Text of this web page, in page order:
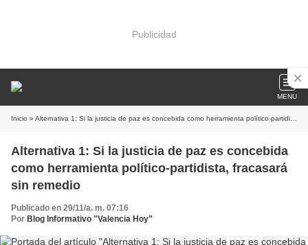
Publicidad
MENU
Inicio » Alternativa 1: Si la justicia de paz es concebida como herramienta político-partidista, fracasará sin remedio
Alternativa 1: Si la justicia de paz es concebida
como herramienta político-partidista, fracasará
sin remedio
Publicado en 29/11/a. m. 07:16
Por Blog Informativo "Valencia Hoy"